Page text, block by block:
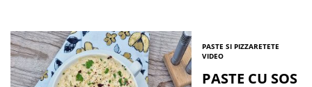
PASTE SI PIZZARETETE
VIDEO
PASTE CU SOS